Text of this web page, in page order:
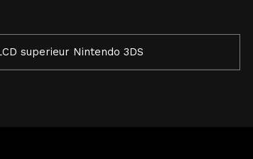
superieur Nintendo 3DS